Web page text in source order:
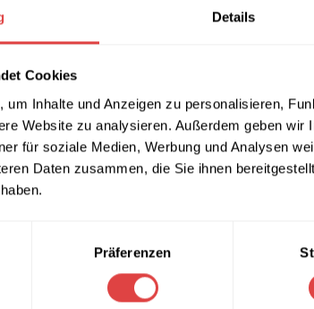
Details
Cookies
um Inhalte und Anzeigen zu personalisieren,
Website zu analysieren. Außerdem geben wir
für soziale Medien, Werbung und Analysen
Daten zusammen, die Sie ihnen
Präferenzen
sorgt dieses Skirting für ein besonders
gelagertes Equipment blickdicht ab und
Profi-Einsatz
Excellent speziell für die hohen
blickdicht und überzeugt durch seine
behält auch nach vielen Einsätzen seine Form
(optionales Zubehör), was einen schnellen
Standard
Unser Skirting Excellent ist bei 40°C
Dank der hochwertigen Verarbeitung nach